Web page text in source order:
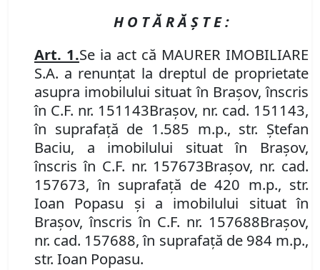
H O T Ă R Ă Ş T E :
Art. 1.Se ia act că MAURER IMOBILIARE
S.A. a renunțat la dreptul de proprietate
asupra imobilului situat în Braşov, înscris
în C.F. nr. 151143Brașov, nr. cad. 151143,
în suprafață de 1.585 m.p., str. Ștefan
Baciu, a imobilului situat în Braşov,
înscris în C.F. nr. 157673Brașov, nr. cad.
157673, în suprafață de 420 m.p., str.
Ioan Popasu și a imobilului situat în
Braşov, înscris în C.F. nr. 157688Brașov,
nr. cad. 157688, în suprafață de 984 m.p.,
str. Ioan Popasu.